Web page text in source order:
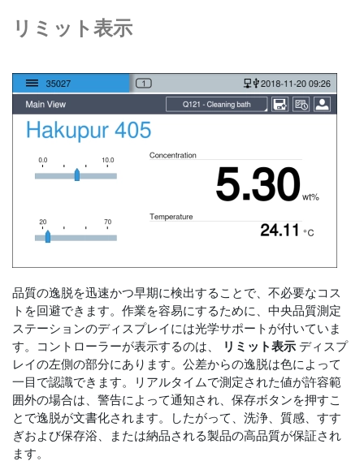
リミット表示
品質の逸脱を迅速かつ早期に検出することで、不必要なコス
トを回避できます。作業を容易にするために、中央品質測定
ステーションのディスプレイには光学サポートが付いていま
す。コントローラーが表示するのは、
リミット表示 ディスプ
レイの左側の部分にあります。公差からの逸脱は色によって
一目で認識できます。リアルタイムで測定された値が許容範
囲外の場合は、警告によって通知され、保存ボタンを押すこ
とで逸脱が文書化されます。したがって、洗浄、質感、すす
ぎおよび保存浴、または納品される製品の高品質が保証され
ます。